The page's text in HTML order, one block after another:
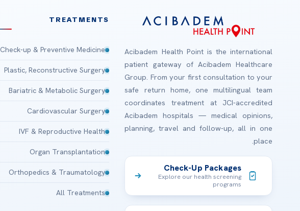
Acibadem Health Point is the international
patient gateway of Acibadem Healthcare
Group. From your first consultation to your
safe return home, one multilingual team
coordinates treatment at JCI-accredited
Acibadem hospitals — medical opinions,
planning, travel and follow-up, all in one
place.
Check-Up Packages
Explore our health screening
programs
TREATMENTS
Check-up & Preventive Medicine
Plastic, Reconstructive Surgery
Bariatric & Metabolic Surgery
Cardiovascular Surgery
IVF & Reproductive Health
Organ Transplantation
Orthopedics & Traumatology
All Treatments